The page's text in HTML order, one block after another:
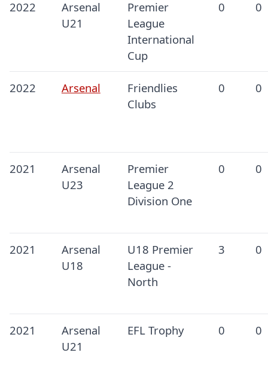
2022
Arsenal
U21
Premier
League
International
Cup
0 0
2022 Arsenal
Friendlies
Clubs
0 0
2021
Arsenal
U23
Premier
League 2
Division One
0 0
2021
Arsenal
U18
U18 Premier
League -
North
3 0
2021
Arsenal
U21
EFL Trophy 0 0